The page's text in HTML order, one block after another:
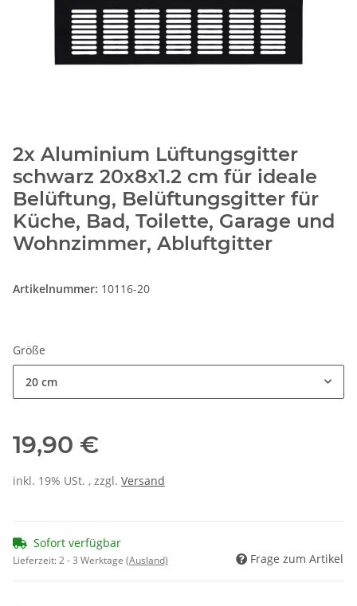
2x Aluminium Lüftungsgitter
schwarz 20x8x1.2 cm für ideale
Belüftung, Belüftungsgitter für
Küche, Bad, Toilette, Garage und
Wohnzimmer, Abluftgitter
Artikelnummer: 10116-20
Größe
20 cm
19,90 €
inkl. 19% USt. , zzgl. Versand
Sofort verfügbar
Lieferzeit:2 - 3 Werktage (Ausland) Frage zum Artikel